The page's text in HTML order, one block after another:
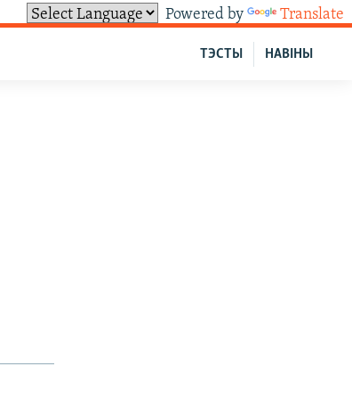
Powered by Translate
НАВІНЫ
ТЭСТЫ